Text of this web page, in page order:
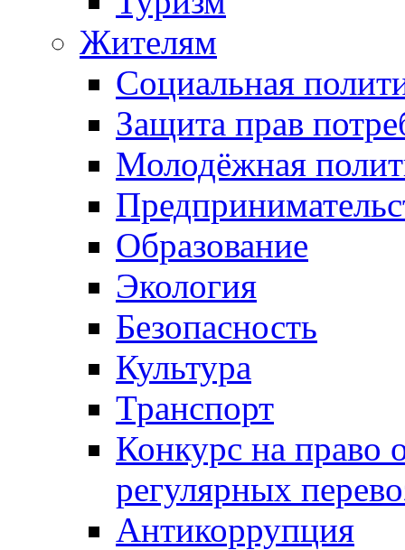
Жителям
Социальная
Защита прав
Молодёжная
Образование
Экология
Безопасность
Культура
Транспорт
Конкурс на право
регулярных
Антикоррупция